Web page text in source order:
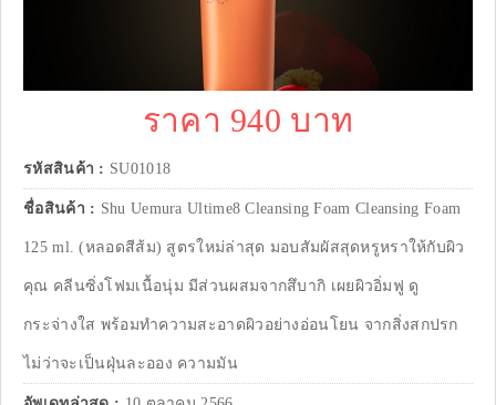
ราคา 940 บาท
รหัสสินค้า : SU01018
ชื่อสินค้า : Shu Uemura Ultime8 Cleansing Foam Cleansing Foam
125 ml. (หลอดสีส้ม) สูตรใหม่ล่าสุด มอบสัมผัสสุดหรูหราให้กับผิว
คุณ คลีนซิ่งโฟมเนื้อนุ่ม มีส่วนผสมจากสึบากิ เผยผิวอิ่มฟู ดู
กระจ่างใส พร้อมทำความสะอาดผิวอย่างอ่อนโยน จากสิ่งสกปรก
ไม่ว่าจะเป็นฝุ่นละออง ความมัน